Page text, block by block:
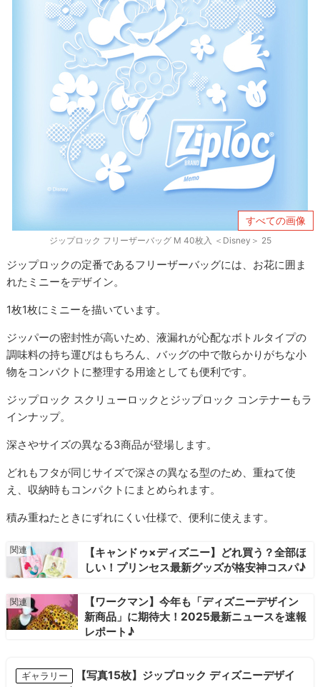
すべての画像
ジップロック フリーザーバッグ M 40枚入 ＜Disney＞ 25
ジップロックの定番であるフリーザーバッグには、お花に囲ま
れたミニーをデザイン。
1枚1枚にミニーを描いています。
ジッパーの密封性が高いため、液漏れが心配なボトルタイプの
調味料の持ち運びはもちろん、バッグの中で散らかりがちな小
物をコンパクトに整理する用途としても便利です。
ジップロック スクリューロックとジップロック コンテナーもラ
インナップ。
深さやサイズの異なる3商品が登場します。
どれもフタが同じサイズで深さの異なる型のため、重ねて使
え、収納時もコンパクトにまとめられます。
積み重ねたときにずれにくい仕様で、便利に使えます。
【キャンドゥ×ディズニー】どれ買う？全部ほ
しい！プリンセス最新グッズが格安神コスパ♪
【ワークマン】今年も「ディズニーデザイン
新商品」に期待大！2025最新ニュースを速報
レポート♪
ギャラリー
【写真15枚】ジップロック ディズニーデザイ